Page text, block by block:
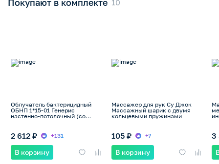
Покупают в комплекте
Облучатель бактерицидный
ОБНП 1*15-01 Генерис
настенно-потолочный (со
2 612 ₽ +131
В корзину
Массажер для рук Су Джок
Массажный шарик с двумя
кольцевыми пружинами
105 ₽ +7
В корзину
3